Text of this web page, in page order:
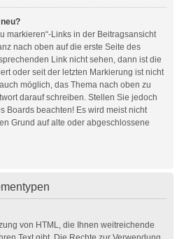
markieren“-Links in der Beitragsansicht
nach oben auf die erste Seite des
Link nicht sehen, dann ist die
oder seit der letzten Markierung ist nicht
möglich, das Thema nach oben zu
darauf schreiben. Stellen Sie jedoch
Boards beachten! Es wird meist nicht
Grund auf alte oder abgeschlossene
von HTML, die Ihnen weitreichende